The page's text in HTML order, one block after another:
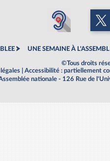
UNE SEMAINE À
©Tous droits
Accessibilité : partiellement
nationale - 126 Rue de